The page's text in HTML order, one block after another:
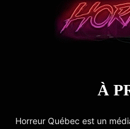
À
Horreur Québec est un